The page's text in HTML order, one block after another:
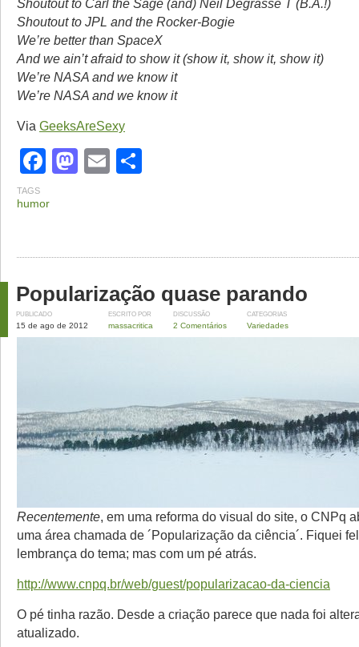
Shoutout to Carl the Sage (and) Neil Degrasse T (B.A.!)
Shoutout to JPL and the Rocker-Bogie
We’re better than SpaceX
And we ain’t afraid to show it (show it, show it, show it)
We’re NASA and we know it
We’re NASA and we know it
Via GeeksAreSexy
Facebook
Mastodon
Email
TAGS
humor
Popularização quase parando
PUBLICADO
15 de ago de 2012
ESCRITO POR
massacritica
DISCUSSÃO
2 Comentários
CATEGORIAS
Variedades
Recentemente, em uma reforma do visual do site, o CNPq
uma área chamada de ´Popularização da ciência´. Fiquei
lembrança do tema; mas com um pé atrás.
http://www.cnpq.br/web/guest/popularizacao-da-ciencia
O pé tinha razão. Desde a criação parece que nada foi
atualizado.